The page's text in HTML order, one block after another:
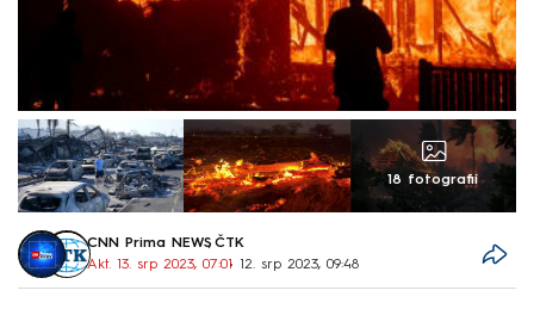
18 fotografií
CNN Prima NEWS, ČTK
Akt. 13. srp 2023, 07:01• 12. srp 2023, 09:48